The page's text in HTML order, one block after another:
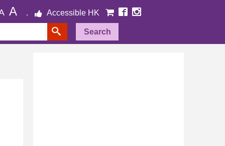
A Accessible HK
Search